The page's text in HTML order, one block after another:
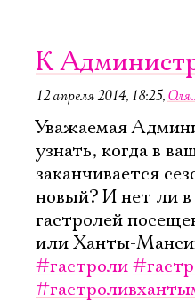
К
12 апреля 2014, 18:25,
Уважаемая
узнать, когда в
заканчивается
новый? И нет ли
гастролей
или Ханты-
#гастроли